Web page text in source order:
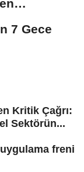
7 Gece
Kritik Çağrı:
Sektörün...
uygulama freni